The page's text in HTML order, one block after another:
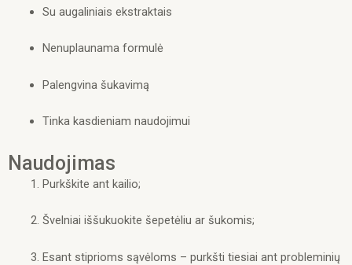
Su augaliniais ekstraktais
Nenuplaunama formulė
Palengvina šukavimą
Tinka kasdieniam naudojimui
Naudojimas
Purkškite ant kailio;
Švelniai iššukuokite šepetėliu ar šukomis;
Esant stiprioms sąvėloms – purkšti tiesiai ant probleminių